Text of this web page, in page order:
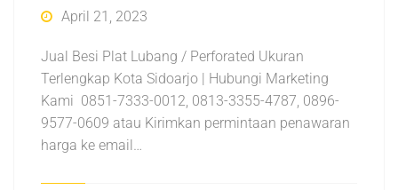
April 21, 2023
Jual Besi Plat Lubang / Perforated Ukuran
Terlengkap Kota Sidoarjo | Hubungi Marketing
Kami 0851-7333-0012, 0813-3355-4787, 0896-
9577-0609 atau Kirimkan permintaan penawaran
harga ke email…